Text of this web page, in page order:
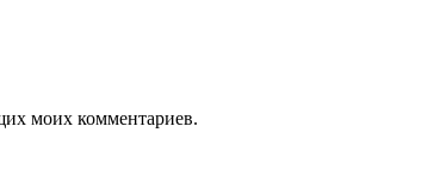
моих комментариев.